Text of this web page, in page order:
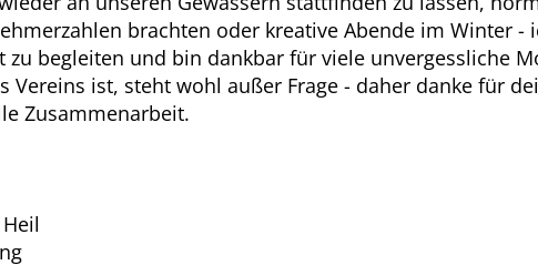
brachten oder kreative Abende im Winter
zu begleiten und bin dankbar für viele unvergessliche
Vereins ist, steht wohl außer Frage - daher danke für
Zusammenarbeit.